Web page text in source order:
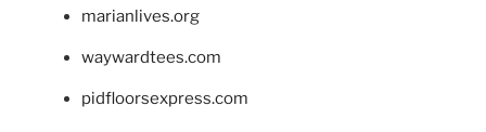
marianlives.org
waywardtees.com
pidfloorsexpress.com